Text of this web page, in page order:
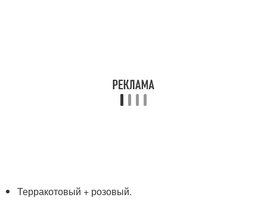
Терракотовый + розовый.